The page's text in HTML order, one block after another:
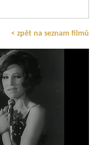
< zpět na seznam filmů